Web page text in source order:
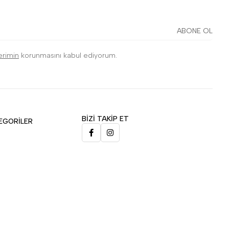
ABONE OL
korunmasını kabul ediyorum.
BİZİ TAKİP ET